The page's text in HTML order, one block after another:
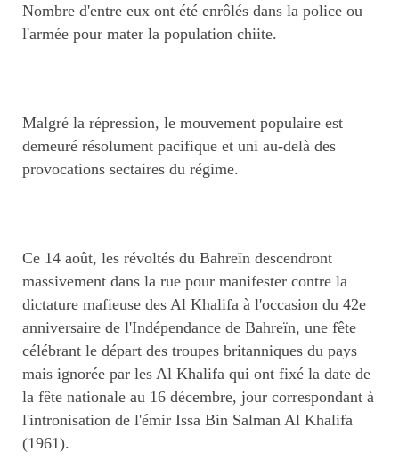
Nombre d'entre eux ont été enrôlés dans la police ou
l'armée pour mater la population chiite.
Malgré la répression, le mouvement populaire est
demeuré résolument pacifique et uni au-delà des
provocations sectaires du régime.
Ce 14 août, les révoltés du Bahreïn descendront
massivement dans la rue pour manifester contre la
dictature mafieuse des Al Khalifa à l'occasion du 42e
anniversaire de l'Indépendance de Bahreïn, une fête
célébrant le départ des troupes britanniques du pays
mais ignorée par les Al Khalifa qui ont fixé la date de
la fête nationale au 16 décembre, jour correspondant à
l'intronisation de l'émir Issa Bin Salman Al Khalifa
(1961).